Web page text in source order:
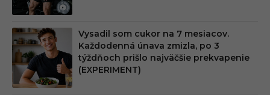
Vysadil som cukor na 7 mesiacov.
Každodenná únava zmizla, po 3
týždňoch prišlo najväčšie prekvapenie
(EXPERIMENT)